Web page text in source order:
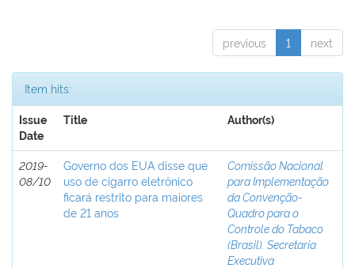
previous 1 next
Item hits:
Issue
Date
Title Author(s)
2019-
08/10
Governo dos EUA disse que
uso de cigarro eletrônico
ficará restrito para maiores
de 21 anos
Comissão Nacional
para Implementação
da Convenção-
Quadro para o
Controle do Tabaco
(Brasil). Secretaria
Executiva